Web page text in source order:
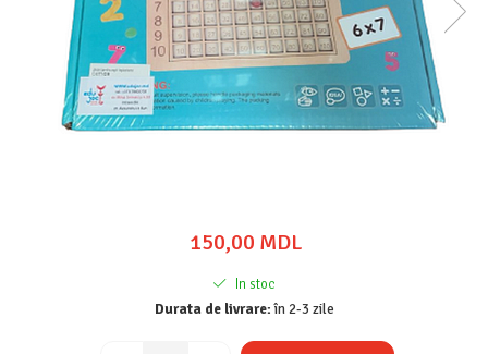
150,00 MDL
In stoc
Durata de livrare:în 2-3 zile